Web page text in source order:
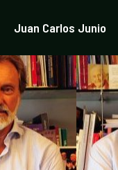
Juan Carlos Junio
de